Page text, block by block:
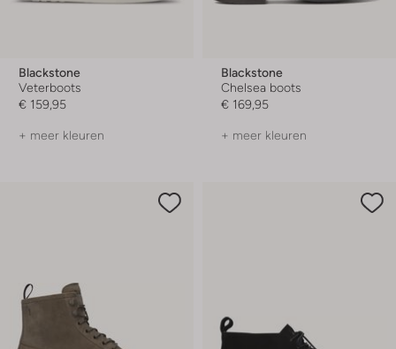
Blackstone
Veterboots
€ 159,95
+ meer kleuren
Blackstone
Chelsea boots
€ 169,95
+ meer kleuren